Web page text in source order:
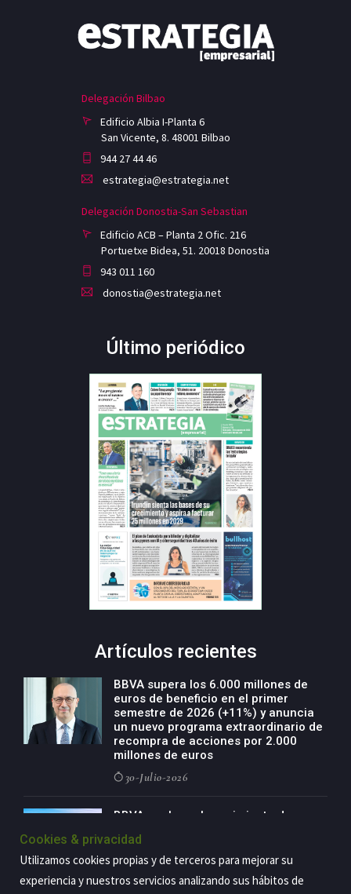
Delegación Bilbao
Edificio Albia I-Planta 6
San Vicente, 8. 48001 Bilbao
944 27 44 46
estrategia@estrategia.net
Delegación Donostia-San Sebastian
Edificio ACB – Planta 2 Ofic. 216
Portuetxe Bidea, 51. 20018 Donostia
943 011 160
donostia@estrategia.net
Último periódico
Artículos recientes
BBVA supera los 6.000 millones de
euros de beneficio en el primer
semestre de 2026 (+11%) y anuncia
un nuevo programa extraordinario de
recompra de acciones por 2.000
millones de euros
30-Julio-2026
BBVA acelera el crecimiento de su
de especialización presente en siete
países
29-Julio-2026
Cookies & privacidad
Utilizamos cookies propias y de terceros para mejorar su
experiencia y nuestros servicios analizando sus hábitos de